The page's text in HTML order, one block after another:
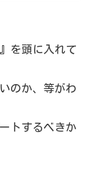
を頭に入れて
のか、等がわ
トするべきか